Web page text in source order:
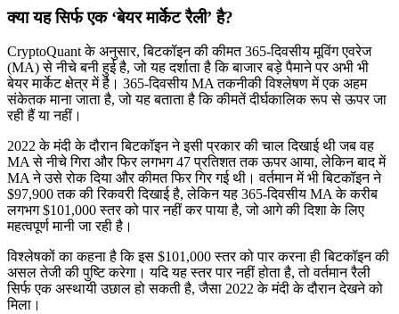
क्या यह सिर्फ एक ‘बेयर मार्केट रैली’ है?
CryptoQuant के अनुसार, बिटकॉइन की कीमत 365-दिवसीय मूविंग एवरेज
(MA) से नीचे बनी हुई है, जो यह दर्शाता है कि बाजार बड़े पैमाने पर अभी भी
बेयर मार्केट क्षेत्र में है। 365-दिवसीय MA तकनीकी विश्लेषण में एक अहम
संकेतक माना जाता है, जो यह बताता है कि कीमतें दीर्घकालिक रूप से ऊपर जा
रही हैं या नहीं।
2022 के मंदी के दौरान बिटकॉइन ने इसी प्रकार की चाल दिखाई थी जब वह
MA से नीचे गिरा और फिर लगभग 47 प्रतिशत तक ऊपर आया, लेकिन बाद में
MA ने उसे रोक दिया और कीमत फिर गिर गई थी। वर्तमान में भी बिटकॉइन ने
$97,900 तक की रिकवरी दिखाई है, लेकिन यह 365-दिवसीय MA के करीब
लगभग $101,000 स्तर को पार नहीं कर पाया है, जो आगे की दिशा के लिए
महत्वपूर्ण मानी जा रही है।
विश्लेषकों का कहना है कि इस $101,000 स्तर को पार करना ही बिटकॉइन की
असल तेजी की पुष्टि करेगा। यदि यह स्तर पार नहीं होता है, तो वर्तमान रैली
सिर्फ एक अस्थायी उछाल हो सकती है, जैसा 2022 के मंदी के दौरान देखने को
मिला।